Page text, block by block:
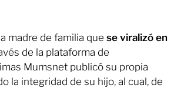
madre de familia que se viralizó en
de la plataforma de
Mumsnet publicó su propia
la integridad de su hijo, al cual, de